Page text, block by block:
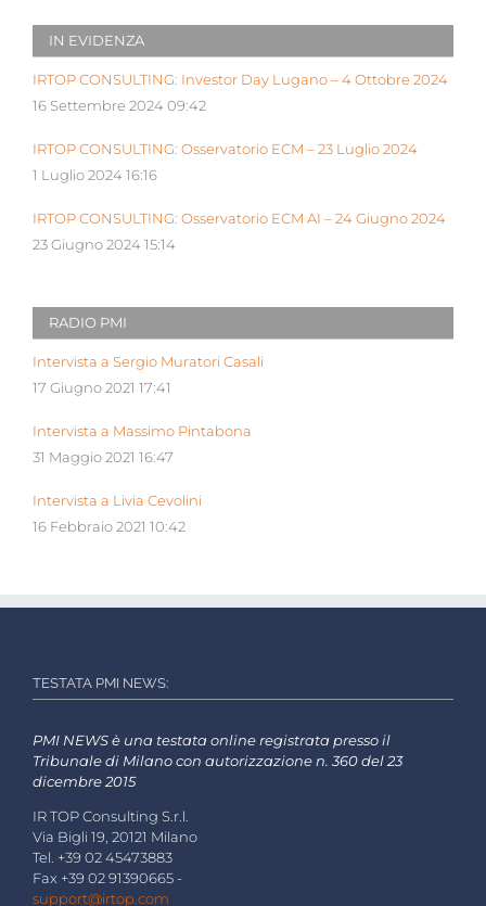
IN EVIDENZA
IRTOP CONSULTING: Investor Day Lugano – 4 Ottobre 2024
16 Settembre 2024 09:42
IRTOP CONSULTING: Osservatorio ECM – 23 Luglio 2024
1 Luglio 2024 16:16
IRTOP CONSULTING: Osservatorio ECM AI – 24 Giugno 2024
23 Giugno 2024 15:14
RADIO PMI
Intervista a Sergio Muratori Casali
17 Giugno 2021 17:41
Intervista a Massimo Pintabona
31 Maggio 2021 16:47
Intervista a Livia Cevolini
16 Febbraio 2021 10:42
TESTATA PMI NEWS:
PMI NEWS è una testata online registrata presso il
Tribunale di Milano con autorizzazione n. 360 del 23
dicembre 2015
IR TOP Consulting S.r.l.
Via Bigli 19, 20121 Milano
Tel. +39 02 45473883
Fax +39 02 91390665 -
support@irtop.com